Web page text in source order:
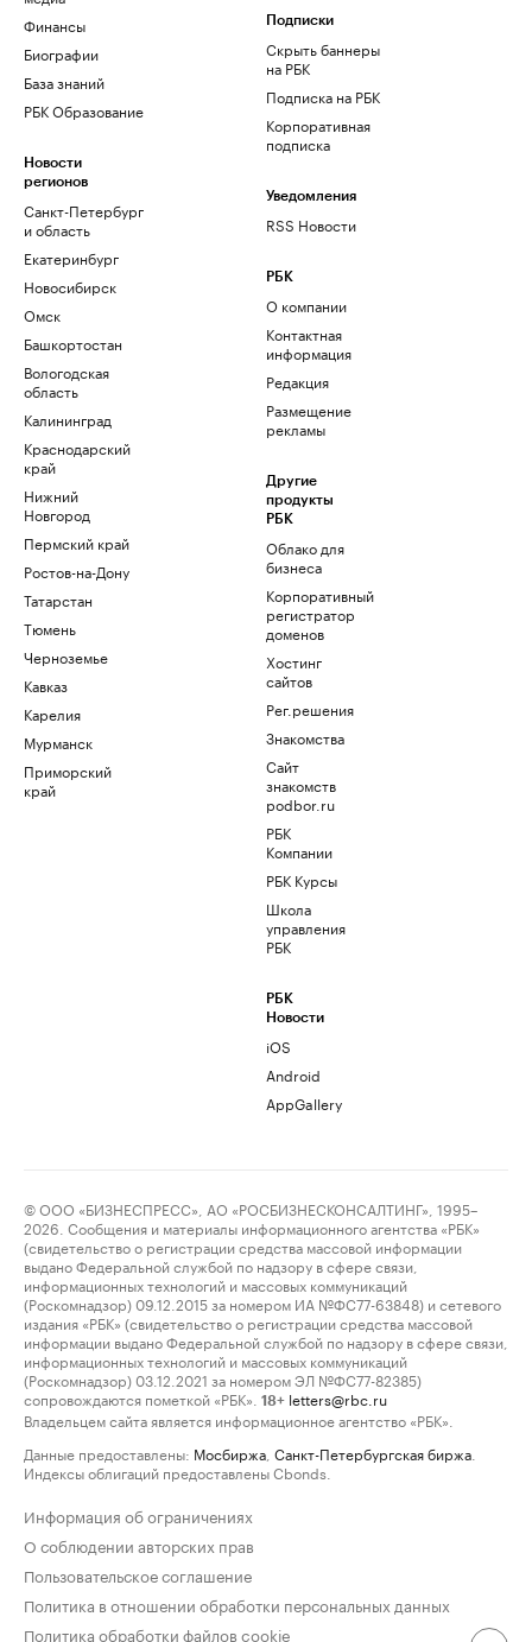
Финансы
Биографии
База знаний
РБК Образование
Новости
регионов
Санкт-Петербург
и область
Екатеринбург
Новосибирск
Омск
Башкортостан
Вологодская
область
Калининград
Краснодарский
край
Нижний
Новгород
Пермский край
Ростов-на-Дону
Татарстан
Тюмень
Черноземье
Кавказ
Карелия
Мурманск
Приморский
край
Подписки
Скрыть баннеры
на РБК
Подписка на РБК
Корпоративная
подписка
Уведомления
RSS Новости
РБК
О компании
Контактная
информация
Редакция
Размещение
рекламы
Другие
продукты
РБК
Облако для
бизнеса
Корпоративный
регистратор
доменов
Хостинг
сайтов
Рег.решения
Знакомства
Сайт
знакомств
podbor.ru
РБК
Компании
РБК Курсы
Школа
управления
РБК
РБК
Новости
iOS
Android
AppGallery
© ООО «БИЗНЕСПРЕСС», АО «РОСБИЗНЕСКОНСАЛТИНГ», 1995–
2026. Сообщения и материалы информационного агентства «РБК»
(свидетельство о регистрации средства массовой информации
выдано Федеральной службой по надзору в сфере связи,
информационных технологий и массовых коммуникаций
(Роскомнадзор) 09.12.2015 за номером ИА №ФС77-63848) и сетевого
издания «РБК» (свидетельство о регистрации средства массовой
информации выдано Федеральной службой по надзору в сфере связи,
информационных технологий и массовых коммуникаций
(Роскомнадзор) 03.12.2021 за номером ЭЛ №ФС77-82385)
сопровождаются пометкой «РБК».
18+ letters@rbc.ru
Владельцем сайта является информационное агентство «РБК».
Данные предоставлены: Мосбиржа Санкт-Петербургская биржа
Индексы облигаций предоставлены Cbonds.
Информация об ограничениях
О соблюдении авторских прав
Пользовательское соглашение
Политика в отношении обработки персональных данных
Политика обработки файлов cookie